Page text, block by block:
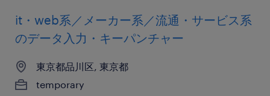
it・web系／メーカー系／流通・サービス系
のデータ入力・キーパンチャー
東京都品川区, 東京都
temporary